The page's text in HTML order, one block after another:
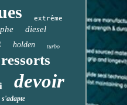
extrême
diesel
holden turbo
ressorts
devoir
s'adapte